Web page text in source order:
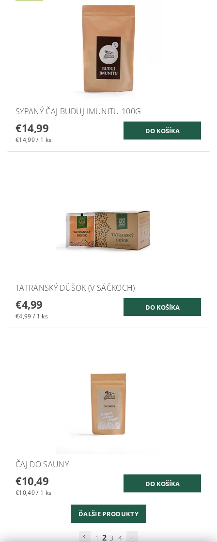
SYPANÝ ČAJ BUDUJ IMUNITU 100G
€14,99
€14,99 / 1 ks
TATRANSKÝ DÚŠOK (V SÁČKOCH)
€4,99
€4,99 / 1 ks
ČAJ DO SAUNY
€10,49
€10,49 / 1 ks
ĎALŠIE PRODUKTY
1 2 3 4